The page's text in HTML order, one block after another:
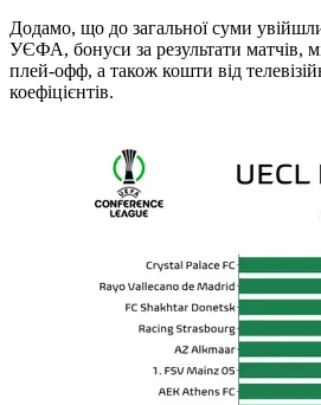
Додамо, що до загальної суми
УЄФА, бонуси за результати матчів,
плей-офф, а також кошти від
коефіцієнтів.